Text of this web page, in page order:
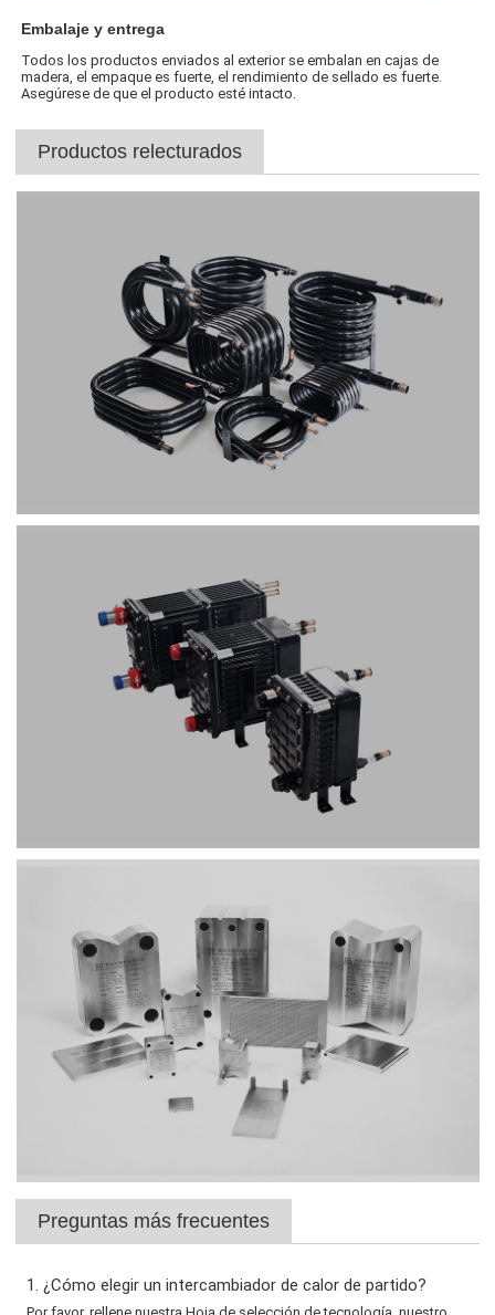
Embalaje y entrega
Todos los productos enviados al exterior se embalan en cajas de
madera, el empaque es fuerte, el rendimiento de sellado es fuerte.
Asegúrese de que el producto esté intacto.
Productos relecturados
Preguntas más frecuentes
1. ¿Cómo elegir un intercambiador de calor de partido?